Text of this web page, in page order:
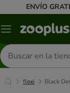
ENVÍO
Menú
Buscar
productos
flexi Black